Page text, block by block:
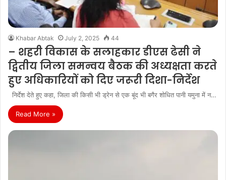
Khabar Abtak July 2, 2025 44
– शहरी विकास के सलाहकार डीएस ढेसी ने
द्वितीय जिला समन्वय बैठक की अध्यक्षता करते
हुए अधिकारियों को दिए जरूरी दिशा-निर्देश
निर्देश देते हुए कहा, जिला की किसी भी ड्रेन से एक बूंद भी बगैर शोधित पानी यमुना में न…
Read More »